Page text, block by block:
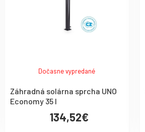
Dočasne vypredané
Záhradná solárna sprcha UNO
Economy 35 l
134,52€